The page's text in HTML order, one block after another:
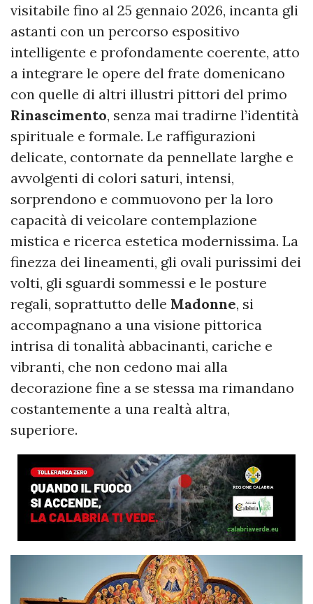
visitabile fino al 25 gennaio 2026, incanta gli
astanti con un percorso espositivo
intelligente e profondamente coerente, atto
a integrare le opere del frate domenicano
con quelle di altri illustri pittori del primo
Rinascimento, senza mai tradirne l’identità
spirituale e formale. Le raffigurazioni
delicate, contornate da pennellate larghe e
avvolgenti di colori saturi, intensi,
sorprendono e commuovono per la loro
capacità di veicolare contemplazione
mistica e ricerca estetica modernissima. La
finezza dei lineamenti, gli ovali purissimi dei
volti, gli sguardi sommessi e le posture
regali, soprattutto delle Madonne, si
accompagnano a una visione pittorica
intrisa di tonalità abbacinanti, cariche e
vibranti, che non cedono mai alla
decorazione fine a se stessa ma rimandano
costantemente a una realtà altra,
superiore.